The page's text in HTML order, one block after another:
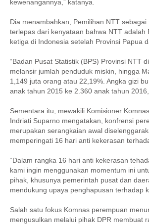
kewenangannya,” katanya.
Dia menambahkan, Pemilihan NTT
terlepas dari kenyataan bahwa NTT adalah
ketiga di Indonesia setelah Provinsi Papua
“Badan Pusat Statistik (BPS) Provinsi NTT
melansir jumlah penduduk miskin, hingga
1,149 juta orang atau 22,19%. Angka gizi
anak tahun 2015 ke 2.360 anak tahun
Sementara itu, mewakili Komisioner
Indriati Suparno mengatakan, konfrensi
merupakan serangkaian awal
memperingati 16 hari anti kekerasan
“Dalam rangka 16 hari anti kekerasan
kami ingin menggunakan momentum ini
pihak, khusunya pemerintah pusat dan
mendukung upaya penghapusan terhadap
Salah satu fokus Komnas perempuan
mengusulkan melalui pihak DPR membuat